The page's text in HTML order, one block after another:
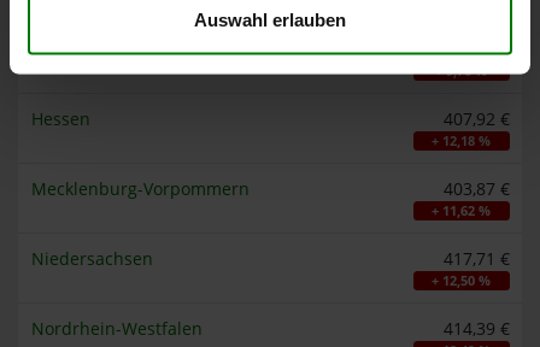
Auswahl erlauben
Hamburg 401,89 €
+ 9,76 %
Hessen 407,92 €
+ 12,18 %
Mecklenburg-Vorpommern 403,87 €
+ 11,62 %
Niedersachsen 417,71 €
+ 12,50 %
Nordrhein-Westfalen 414,39 €